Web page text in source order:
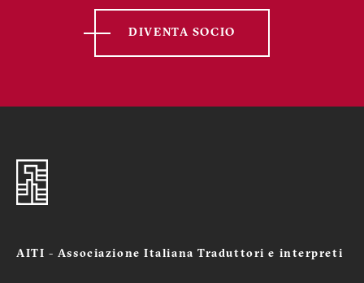
DIVENTA SOCIO
AITI - Associazione Italiana Traduttori e interpreti